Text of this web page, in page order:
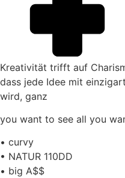
Kreativität trifft auf
dass jede Idee mit
wird, ganz
you want to see all you
• curvy
• NATUR 110DD
• big A$$